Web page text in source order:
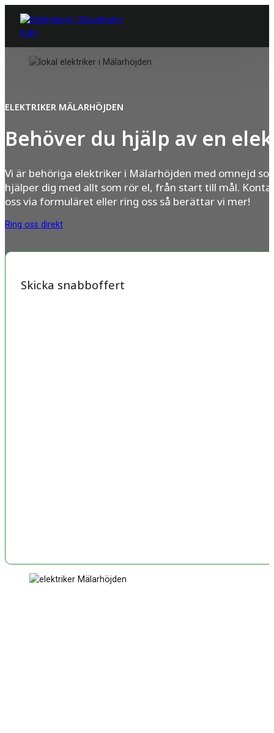
ELEKTRIKER MÄLARHÖJDEN
Behöver du hjälp av en
Vi är behöriga elektriker i Mälarhöjden med omnejd
hjälper dig med allt som rör el, från start till mål.
oss via formuläret eller ring oss så berättar vi mer!
Ring oss direkt
Skicka snabboffert